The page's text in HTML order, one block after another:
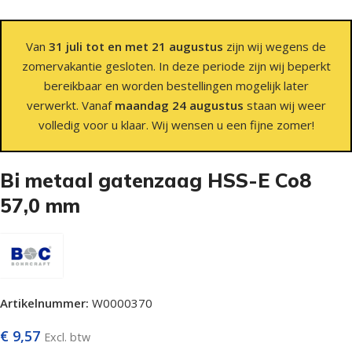
Van 31 juli tot en met 21 augustus zijn wij wegens de
zomervakantie gesloten. In deze periode zijn wij beperkt
bereikbaar en worden bestellingen mogelijk later
verwerkt. Vanaf maandag 24 augustus staan wij weer
volledig voor u klaar. Wij wensen u een fijne zomer!
Bi metaal gatenzaag HSS-E Co8
57,0 mm
Artikelnummer: W0000370
€ 9,57 Excl. btw